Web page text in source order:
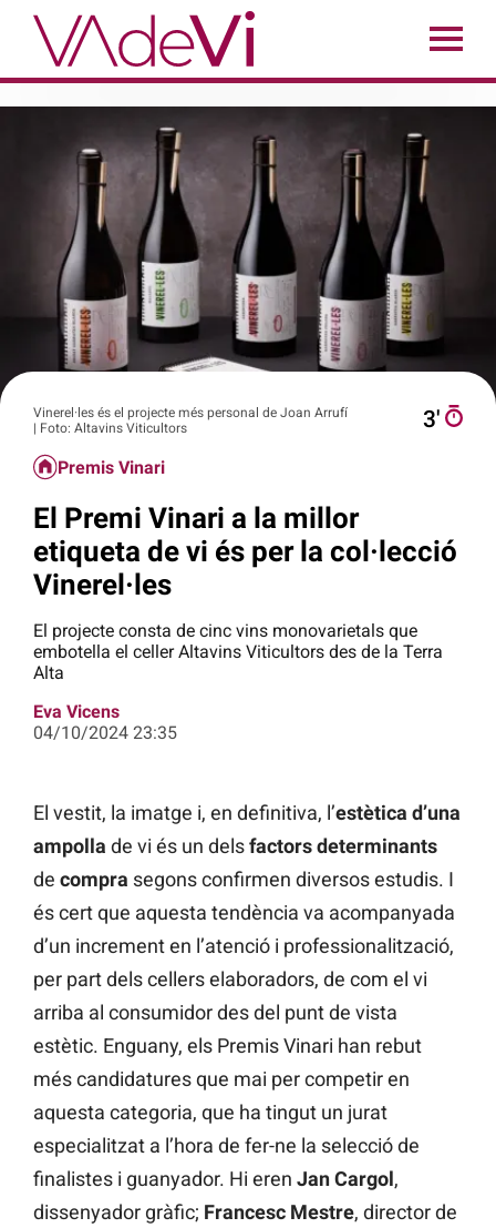
Vinerel·les és el projecte més personal de Joan Arrufí
| Foto: Altavins Viticultors
3′
Premis Vinari
El Premi Vinari a la millor
etiqueta de vi és per la col·lecció
Vinerel·les
El projecte consta de cinc vins monovarietals que
embotella el celler Altavins Viticultors des de la Terra
Alta
Eva Vicens
04/10/2024 23:35
El vestit, la imatge i, en definitiva, l’estètica d’una
ampolla de vi és un delsfactors determinants
de compra segons confirmen diversos estudis. I
és cert que aquesta tendència va acompanyada
d’un increment en l’atenció i professionalització,
per part dels cellers elaboradors, de com el vi
arriba al consumidor des del punt de vista
estètic. Enguany, els Premis Vinari han rebut
més candidatures que mai per competir en
aquesta categoria, que ha tingut un jurat
especialitzat a l’hora de fer-ne la selecció de
finalistes i guanyador. Hi eren Jan Cargol,
dissenyador gràfic; Francesc Mestre, director de